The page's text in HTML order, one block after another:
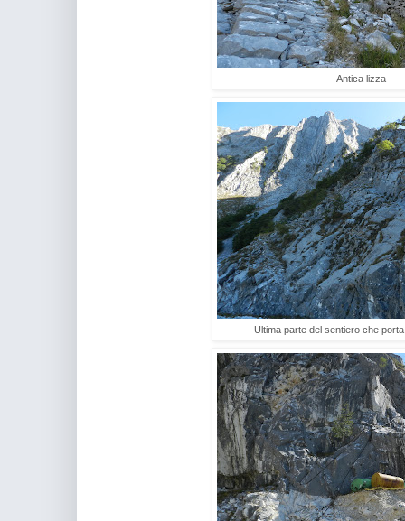
Antica lizza
Ultima parte del sentiero che